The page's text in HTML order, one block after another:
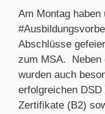
Am Montag
Abschlüsse
zum MSA. Neben
wurden auch
erfolgreichen
Zertifikate (B2)